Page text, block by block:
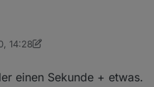
14:28
einen Sekunde + etwas.